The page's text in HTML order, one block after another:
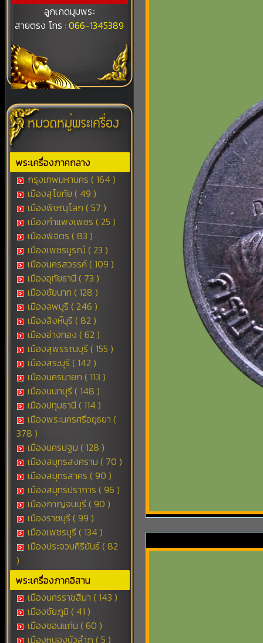
ลูกเกดมุมพระ
สายตรง โทร :066-1345389
พระเครื่องภาคกลาง
กรุงเทพมหานคร ( 164 )
เมืองสุโขทัย ( 49 )
เมืองพิษณุโลก ( 57 )
เมืองกำแพงเพชร ( 25 )
เมืองพิจิตร ( 83 )
เมืองเพชรบูรณ์ ( 23 )
เมืองนครสวรรค์ ( 109 )
เมืองอุทัยธานี ( 73 )
เมืองชัยนาท ( 128 )
เมืองลพบุรี ( 246 )
เมืองสิงห์บุรี ( 82 )
เมืองอ่างทอง ( 62 )
เมืองสุพรรณบุรี ( 155 )
เมืองสระบุรี ( 142 )
เมืองนครนายก ( 113 )
เมืองนนทบุรี ( 148 )
เมืองปทุมธานี ( 114 )
เมืองพระนครศรีอยุธยา (
378 )
เมืองนครปฐม ( 128 )
เมืองสมุทรสงคราม ( 70 )
เมืองสมุทรสาคร ( 90 )
เมืองสมุทรปราการ ( 96 )
เมืองกาญจนบุรี ( 90 )
เมืองราชบุรี ( 99 )
เมืองเพชรบุรี ( 134 )
เมืองประจวบคีรีขันธ์ ( 82
)
พระเครื่องภาคอิสาน
เมืองนครราชสีมา ( 143 )
เมืองชัยภูมิ ( 41 )
เมืองขอนแก่น ( 60 )
เมืองหนองบัวลำภู ( 5 )